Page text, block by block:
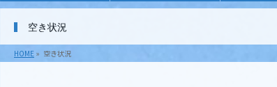
空き状況
HOME » 空き状況